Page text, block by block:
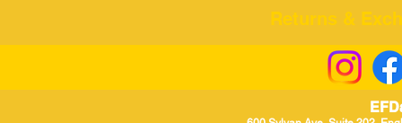
Returns &